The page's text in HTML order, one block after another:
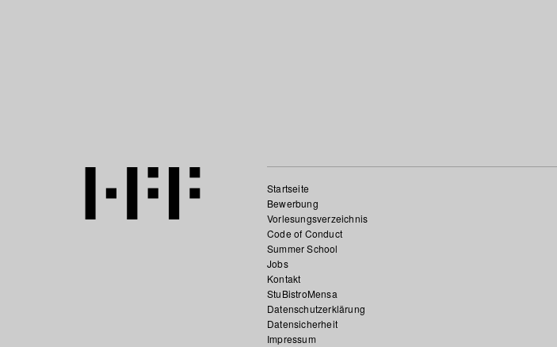
Startseite
Bewerbung
Vorlesungsverzeichnis
Code of Conduct
Summer School
Jobs
Kontakt
StuBistroMensa
Datenschutzerklärung
Datensicherheit
Impressum